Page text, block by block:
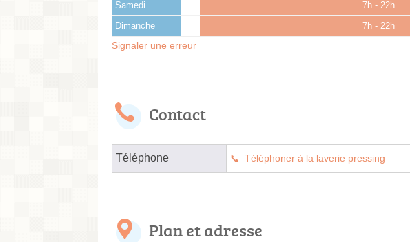
Samedi 7h - 22h
Dimanche 7h - 22h
Signaler une erreur
Contact
Téléphone Téléphoner à la laverie pressing
Plan et adresse